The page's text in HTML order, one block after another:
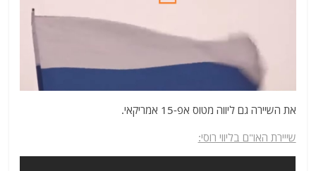
את השיירה גם ליווה מטוס אפ-15 אמריקאי.
שייירת האו"ם בליווי רוסי: